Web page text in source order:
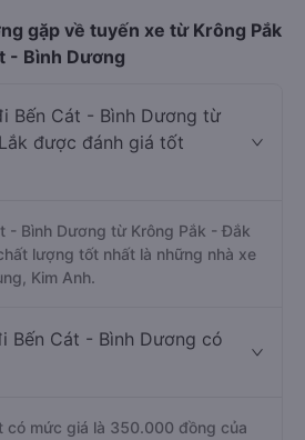
gặp về tuyến xe từ Krông Pắk
- Bình Dương
Bến Cát - Bình Dương từ
được đánh giá tốt
- Bình Dương từ Krông Pắk - Đắk
lượng tốt nhất là những nhà xe
Kim Anh.
Bến Cát - Bình Dương có
có mức giá là 350.000 đồng của